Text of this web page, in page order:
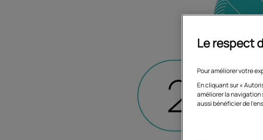
Le respect
Pour améliorer votre
En cliquant sur «
améliorer la navigation
aussi bénéficier de